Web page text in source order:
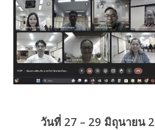
วันที่ 27 – 29 มิถุนายน